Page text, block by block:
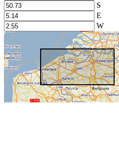
S
E
W